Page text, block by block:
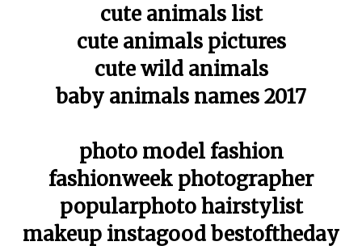
cute animals list
cute animals pictures
cute wild animals
baby animals names 2017
photo model fashion
fashionweek photographer
popularphoto hairstylist
makeup instagood bestoftheday